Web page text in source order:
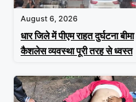
August 6, 2026
धार जिले में पीएम राहत दुर्घटना बीमा
कैशलेस व्यवस्था पूरी तरह से ध्वस्त